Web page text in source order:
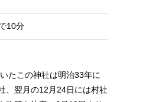
10分
たこの神社は明治33年に
、翌月の12月24日には村社